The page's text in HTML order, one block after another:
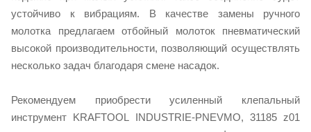
устойчиво к вибрациям. В качестве замены ручного
молотка предлагаем отбойный молоток пневматический
высокой производительности, позволяющий осуществлять
несколько задач благодаря смене насадок.
Рекомендуем приобрести усиленный клепальный
инструмент KRAFTOOL INDUSTRIE-PNEVMO, 31185 z01